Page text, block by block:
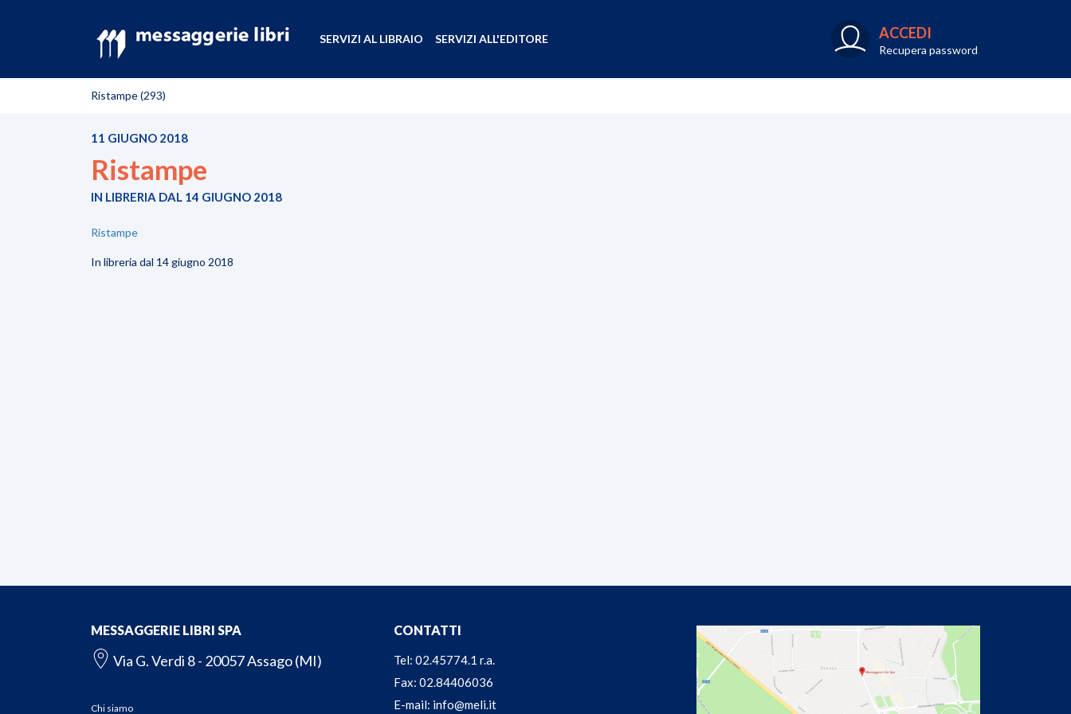
ACCEDI
Recupera password
SERVIZI AL LIBRAIO SERVIZI ALL'EDITORE
Ristampe (293)
11 GIUGNO 2018
Ristampe
IN LIBRERIA DAL 14 GIUGNO 2018
Ristampe
In libreria dal 14 giugno 2018
MESSAGGERIE LIBRI SPA
Via G. Verdi 8 - 20057 Assago (MI)
Chi siamo
CONTATTI
Tel: 02.45774.1 r.a.
Fax: 02.84406036
E-mail: info@meli.it